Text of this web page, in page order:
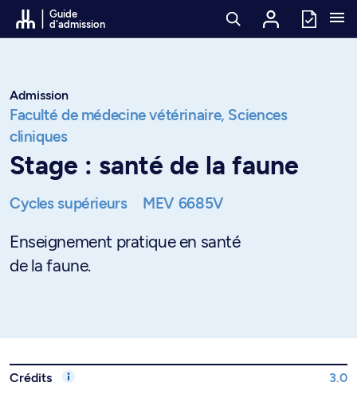
Passer au contenu
Guide
d'admission
Admission
Faculté de médecine vétérinaire, Sciences
cliniques
Stage : santé de la faune
Cycles supérieurs MEV 6685V
Enseignement pratique en santé
de la faune.
Crédits 3.0